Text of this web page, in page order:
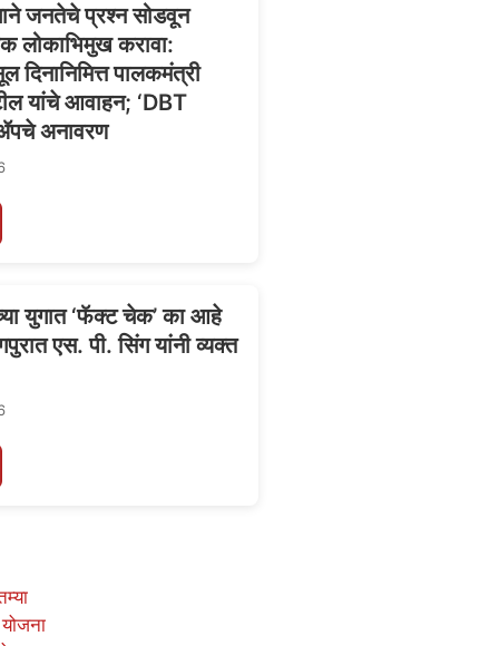
जनतेचे प्रश्न सोडवून
लोकाभिमुख करावा:
दिनानिमित्त पालकमंत्री
यांचे आवाहन; ‘DBT
अनावरण
युगात ‘फॅक्ट चेक’ का आहे
एस. पी. सिंग यांनी व्यक्त